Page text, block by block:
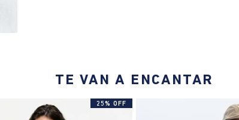
TE VAN A ENCANTAR
25% OFF